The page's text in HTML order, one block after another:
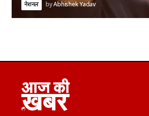
नेशनल byAbhishek Yadav